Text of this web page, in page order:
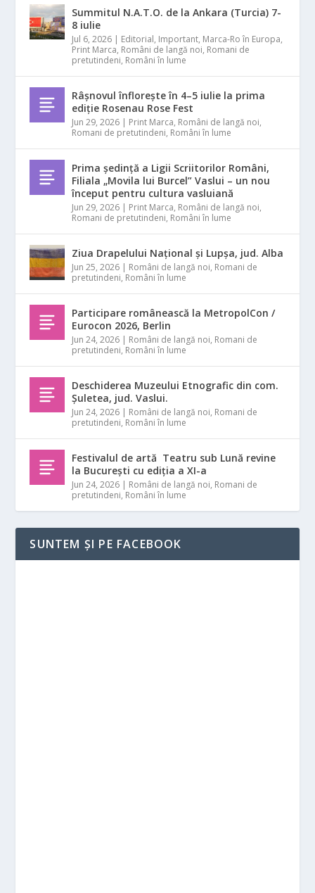
Summitul N.A.T.O. de la Ankara (Turcia) 7-
8 iulie
Jul 6, 2026 | Editorial, Important, Marca-Ro în Europa,
Print Marca, Români de langă noi, Romani de
pretutindeni, Români în lume
Râșnovul înflorește în 4–5 iulie la prima
ediție Rosenau Rose Fest
Jun 29, 2026 | Print Marca, Români de langă noi,
Romani de pretutindeni, Români în lume
Prima ședință a Ligii Scriitorilor Români,
Filiala „Movila lui Burcel” Vaslui – un nou
început pentru cultura vasluiană
Jun 29, 2026 | Print Marca, Români de langă noi,
Romani de pretutindeni, Români în lume
Ziua Drapelului Național și Lupșa, jud. Alba
Jun 25, 2026 | Români de langă noi, Romani de
pretutindeni, Români în lume
Participare românească la MetropolCon /
Eurocon 2026, Berlin
Jun 24, 2026 | Români de langă noi, Romani de
pretutindeni, Români în lume
Deschiderea Muzeului Etnografic din com.
Șuletea, jud. Vaslui.
Jun 24, 2026 | Români de langă noi, Romani de
pretutindeni, Români în lume
Festivalul de artă Teatru sub Lună revine
la București cu ediția a XI-a
Jun 24, 2026 | Români de langă noi, Romani de
pretutindeni, Români în lume
SUNTEM ȘI PE FACEBOOK